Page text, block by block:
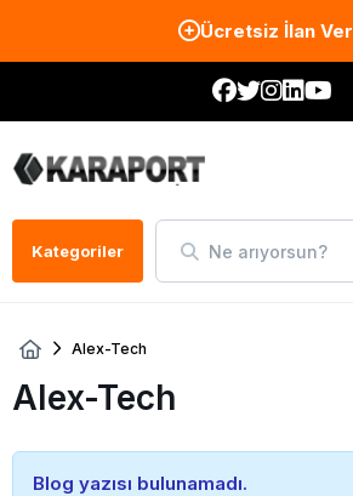
Ücretsiz İlan Ver
Kategoriler Ne arıyorsun?
Alex-Tech
Alex-Tech
Blog yazısı bulunamadı.